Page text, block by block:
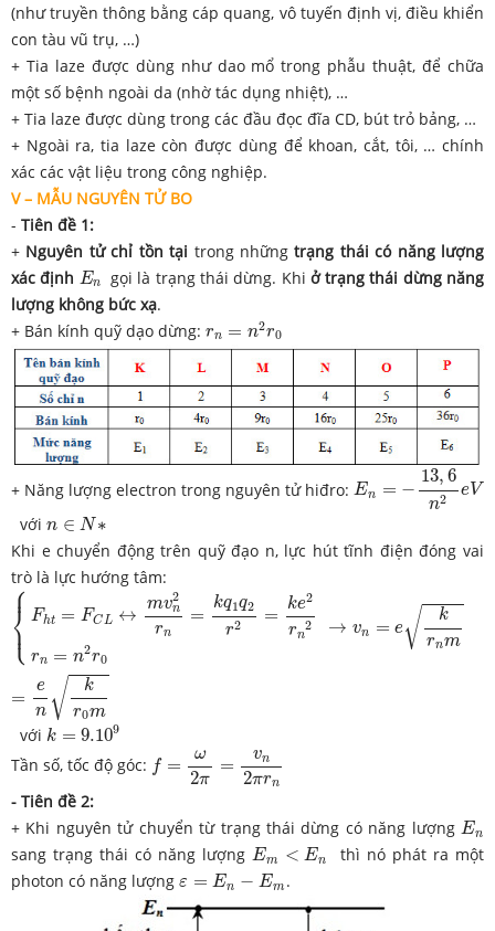
(như truyền thông bằng cáp quang, vô tuyến định vị, điều khiển
con tàu vũ trụ, …)
+ Tia laze được dùng như dao mổ trong phẫu thuật, để chữa
một số bệnh ngoài da (nhờ tác dụng nhiệt), …
+ Tia laze được dùng trong các đầu đọc đĩa CD, bút trỏ bảng, …
+ Ngoài ra, tia laze còn được dùng để khoan, cắt, tôi, … chính
xác các vật liệu trong công nghiệp.
V – MẪU NGUYÊN TỬ BO
- Tiên đề 1:
+ Nguyên tử chỉ tồn tại trong nhữngtrạng thái có năng lượng
xác định En
En gọi là trạng thái dừng. Khi ở trạng thái dừng năng
lượng không bức xạ.
+ Bán kính quỹ dạo dừng: rn = n2r0
r
+ Năng lượng electron trong nguyên tử hiđro:En = −
13, 6
n2 eV
En=−13,6n2eV
với n ∈ N ∗
n ∈ N∗
Khi e chuyển động trên quỹ đạo n, lực hút tĩnh điện đóng vai
trò là lực hướng tâm:
⎧
⎪
⎨
⎪
⎩ Fht = FCL ↔
mv2
n
rn
=
kq1q2
r2 =
ke2
rn
2
rn = n2r0
→ vn = e√
k
rnm
=
e
n √
k
r0m
{Fht=FC L↔mv n2rn= 1 e2 rn
với k = 9.109
k= 9.109
Tần số, tốc độ góc: f =
ω
2π
=
vn
2πrn
π πr
- Tiên đề 2:
+ Khi nguyên tử chuyển từ trạng thái dừng có năng lượngEn
En
sang trạng thái có năng lượng Em < En
Em E n
thì nó phát ra một
photon có năng lượng ε = En − Em
ε n− .